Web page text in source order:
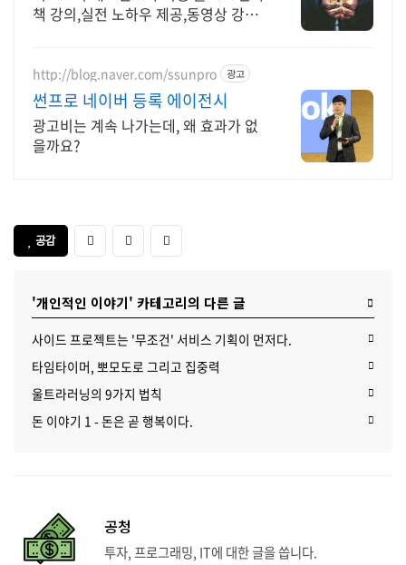
책 강의,실전 노하우 제공,동영상 강의
게 배워요!
http://blog.naver.com/ssunpro 광고
썬프로 네이버 등록 에이전시
광고비는 계속 나가는데, 왜 효과가 없
을까요?
공감
'개인적인 이야기' 카테고리의 다른 글
사이드 프로젝트는 '무조건' 서비스 기획이 먼저다.
타임타이머, 뽀모도로 그리고 집중력
울트라러닝의 9가지 법칙
돈 이야기 1 - 돈은 곧 행복이다.
공청
투자, 프로그래밍, IT에 대한 글을 씁니다.